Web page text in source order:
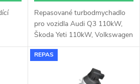
Repasované turbodmychadlo
pro vozidla Audi Q3 110kW,
Škoda Yeti 110kW, Volkswagen
New Beetle 81kW, 110kW,
Caddy 55kW, 75kW, 90kW,
110kW, CC 110kW, Golf 81kW,
110kW, Jetta 81kW, 110kW,
REPAS